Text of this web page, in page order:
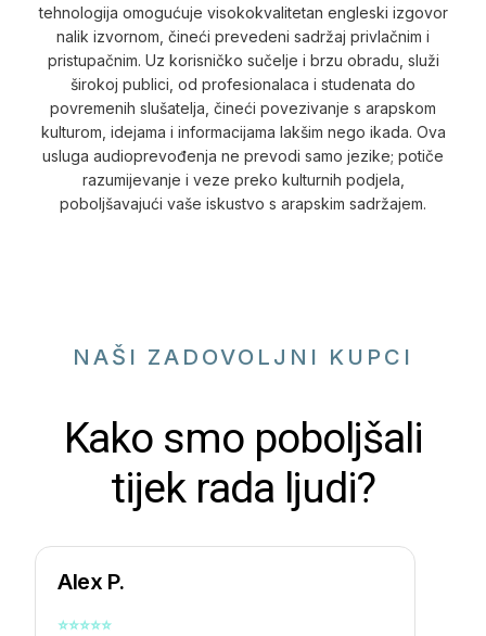
tehnologija omogućuje visokokvalitetan engleski izgovor
nalik izvornom, čineći prevedeni sadržaj privlačnim i
pristupačnim. Uz korisničko sučelje i brzu obradu, služi
širokoj publici, od profesionalaca i studenata do
povremenih slušatelja, čineći povezivanje s arapskom
kulturom, idejama i informacijama lakšim nego ikada. Ova
usluga audioprevođenja ne prevodi samo jezike; potiče
razumijevanje i veze preko kulturnih podjela,
poboljšavajući vaše iskustvo s arapskim sadržajem.
NAŠI ZADOVOLJNI KUPCI
Kako smo poboljšali
tijek rada ljudi?
Alex P.
⭐⭐⭐⭐⭐